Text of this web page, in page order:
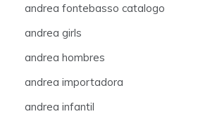
andrea fontebasso catalogo
andrea girls
andrea hombres
andrea importadora
andrea infantil